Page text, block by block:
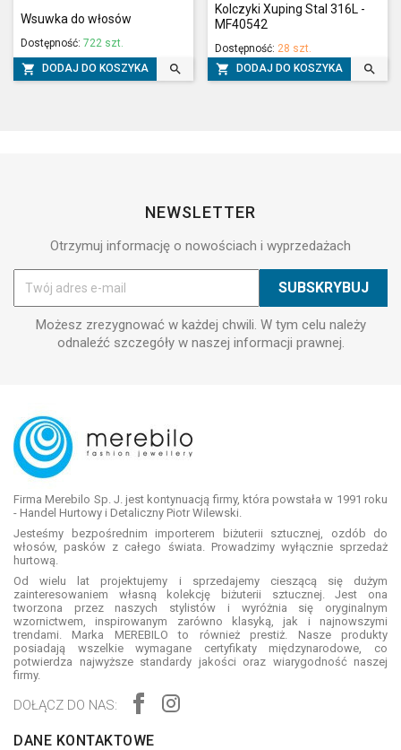
Wsuwka do włosów
Dostępność: 722 szt.
 DODAJ DO KOSZYKA 
Kolczyki Xuping Stal 316L -
MF40542
Dostępność: 28 szt.
 DODAJ DO KOSZYKA 
NEWSLETTER
Otrzymuj informację o nowościach i wyprzedażach
Możesz zrezygnować w każdej chwili. W tym celu należy
odnaleźć szczegóły w naszej informacji prawnej.
Firma Merebilo Sp. J. jest kontynuacją firmy, która powstała w 1991 roku
- Handel Hurtowy i Detaliczny Piotr Wilewski.
Jesteśmy bezpośrednim importerem biżuterii sztucznej, ozdób do
włosów, pasków z całego świata. Prowadzimy wyłącznie sprzedaż
hurtową.
Od wielu lat projektujemy i sprzedajemy cieszącą się dużym
zainteresowaniem własną kolekcję biżuterii sztucznej. Jest ona
tworzona przez naszych stylistów i wyróżnia się oryginalnym
wzornictwem, inspirowanym zarówno klasyką, jak i najnowszymi
trendami. Marka MEREBILO to również prestiż. Nasze produkty
posiadają wszelkie wymagane certyfikaty międzynarodowe, co
potwierdza najwyższe standardy jakości oraz wiarygodność naszej
firmy.
DOŁĄCZ DO NAS:
DANE KONTAKTOWE